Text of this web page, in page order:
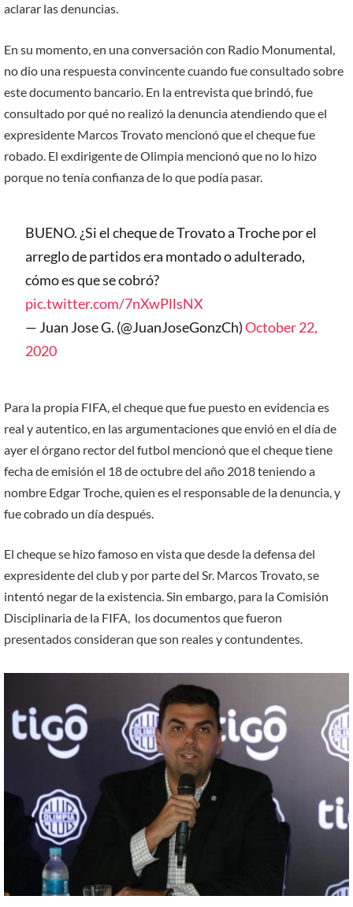
aclarar las denuncias.
En su momento, en una conversación con Radio Monumental,
no dio una respuesta convincente cuando fue consultado sobre
este documento bancario. En la entrevista que brindó, fue
consultado por qué no realizó la denuncia atendiendo que el
expresidente Marcos Trovato mencionó que el cheque fue
robado. El exdirigente de Olimpia mencionó que no lo hizo
porque no tenía confianza de lo que podía pasar.
BUENO. ¿Si el cheque de Trovato a Troche por el
arreglo de partidos era montado o adulterado,
cómo es que se cobró?
pic.twitter.com/7nXwPllsNX
— Juan Jose G. (@JuanJoseGonzCh)October 22,
2020
Para la propia FIFA, el cheque que fue puesto en evidencia es
real y autentico, en las argumentaciones que envió en el día de
ayer el órgano rector del futbol mencionó que el cheque tiene
fecha de emisión el 18 de octubre del año 2018 teniendo a
nombre Edgar Troche, quien es el responsable de la denuncia, y
fue cobrado un día después.
El cheque se hizo famoso en vista que desde la defensa del
expresidente del club y por parte del Sr. Marcos Trovato, se
intentó negar de la existencia. Sin embargo, para la Comisión
Disciplinaria de la FIFA, los documentos que fueron
presentados consideran que son reales y contundentes.